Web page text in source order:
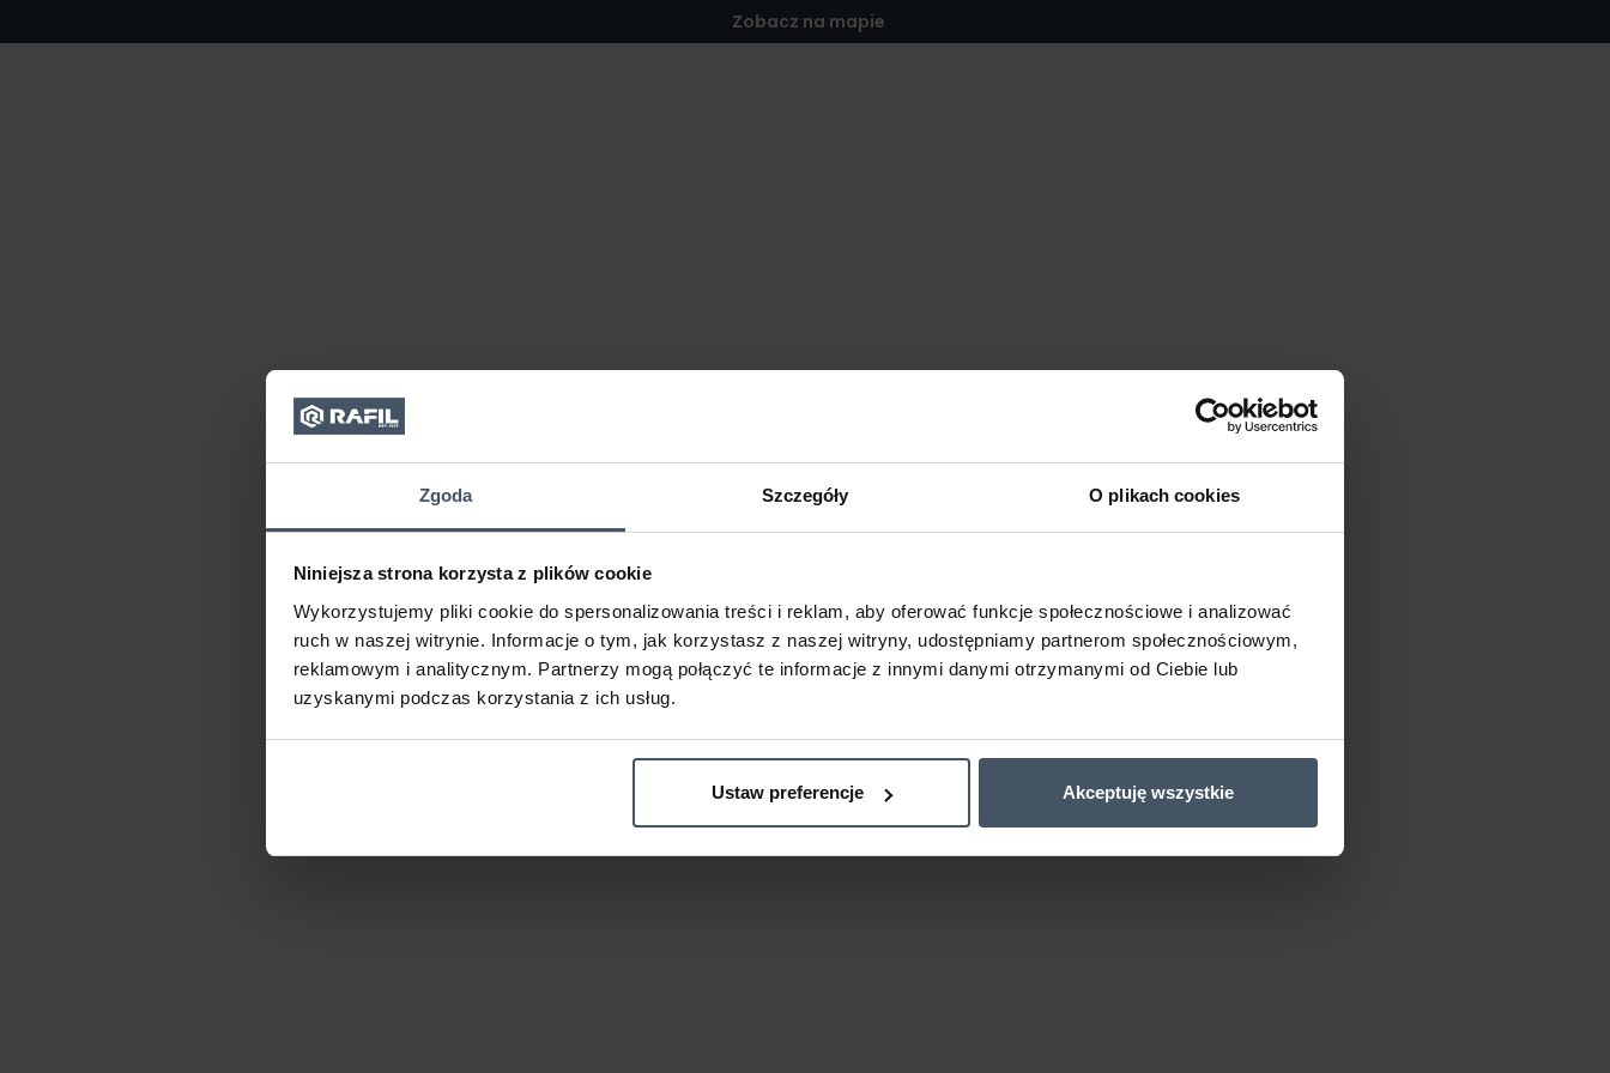
Zgoda Szczegóły O plikach cookies
Niniejsza strona korzysta z plików cookie
Wykorzystujemy pliki cookie do spersonalizowania treści i reklam, aby oferować funkcje społecznościowe i analizować
ruch w naszej witrynie. Informacje o tym, jak korzystasz z naszej witryny, udostępniamy partnerom społecznościowym,
reklamowym i analitycznym. Partnerzy mogą połączyć te informacje z innymi danymi otrzymanymi od Ciebie lub
uzyskanymi podczas korzystania z ich usług.
Ustaw preferencje Akceptuję wszystkie
Zobacz na mapie